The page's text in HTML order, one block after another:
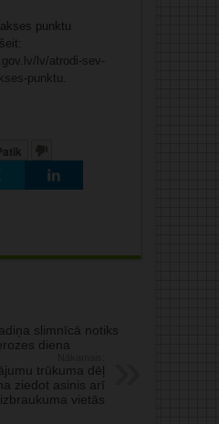
punktu
lv/atrodi-sev-
punktu.
slimnīcā notiks
diena
trūkuma dēļ
ziedot asinis arī
izbraukuma vietās